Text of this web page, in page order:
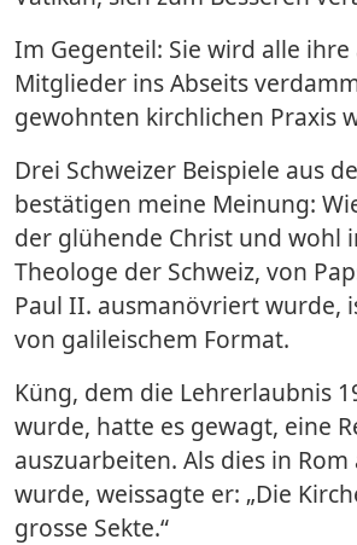
Im Gegenteil: Sie wird alle ihre
Mitglieder ins Abseits
gewohnten kirchlichen Praxis
Drei Schweizer Beispiele aus
bestätigen meine Meinung:
der glühende Christ und wohl
Theologe der Schweiz, von
Paul II. ausmanövriert wurde,
von galileischem Format.
Küng, dem die Lehrerlaubnis
wurde, hatte es gewagt, eine
auszuarbeiten. Als dies in
wurde, weissagte er: „Die
grosse Sekte.“